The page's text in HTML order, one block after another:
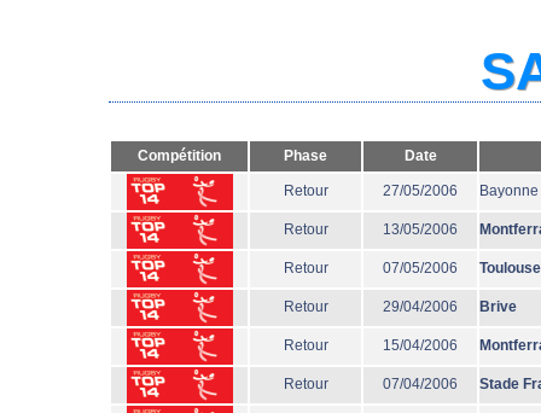
Compétition Phase Date
Retour 27/05/2006 Bayonne
Retour 13/05/2006
Retour 07/05/2006 Toulouse
Retour 29/04/2006 Brive
Retour 15/04/2006
Retour 07/04/2006 Stade